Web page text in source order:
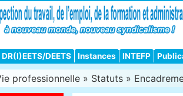
DR(I)EETS/DEETS Instances INTEFP
professionnelle » Statuts »